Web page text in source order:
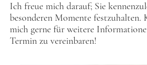
Ich freue mich darauf; Sie
besonderen Momente festzuhalten.
mich gerne für weitere
Termin zu vereinbaren!